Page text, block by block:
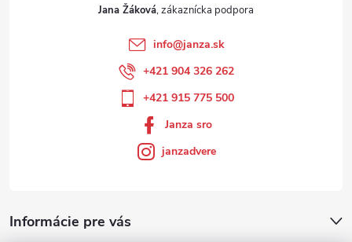
Informácie pre vás
Jana Žáková
info@janza.sk
+421 904 326 262
+421 915 775 500
Janza sro
janzadvere